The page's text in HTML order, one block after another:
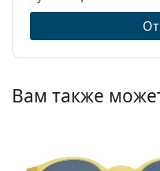
Вам также